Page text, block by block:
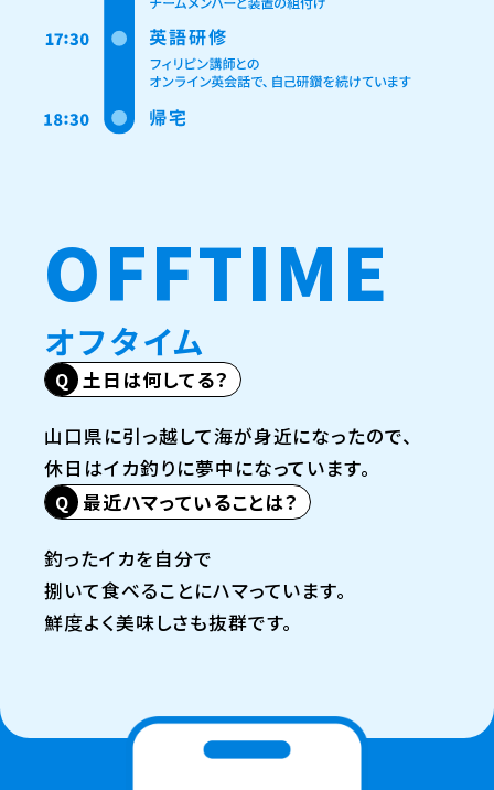
OFFTIME
オフタイム
土日は何してる？
山口県に引っ越して海が身近になったので、
休日はイカ釣りに夢中になっています。
最近ハマっていることは？
釣ったイカを自分で
捌いて食べることにハマっています。
鮮度よく美味しさも抜群です。